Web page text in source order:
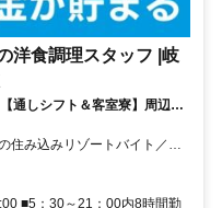
洋食調理スタッフ |岐
通しシフト＆客室寮】周辺便
住み込みリゾートバイト／生
日は観光し放題／急募／面接
■5：30～21：00内8時間勤